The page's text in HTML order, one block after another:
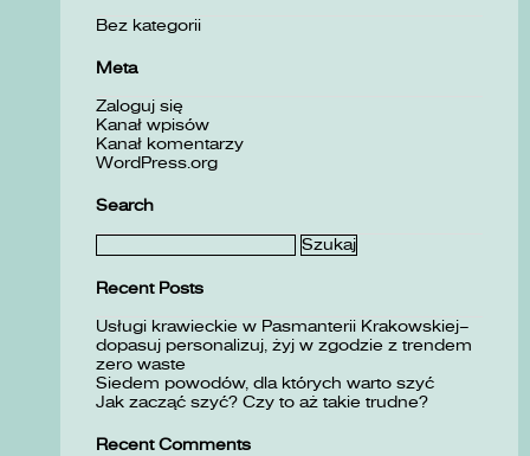
Bez kategorii
Meta
Zaloguj się
Kanał wpisów
Kanał komentarzy
WordPress.org
Search
Szukaj:
Recent Posts
Usługi krawieckie w Pasmanterii Krakowskiej–
dopasuj personalizuj, żyj w zgodzie z trendem
zero waste
Siedem powodów, dla których warto szyć
Jak zacząć szyć? Czy to aż takie trudne?
Recent Comments